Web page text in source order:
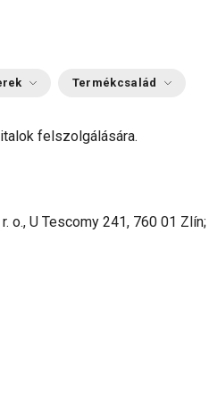
Termékcsalád
felszolgálására.
o., U Tescomy 241, 760 01 Zlín;